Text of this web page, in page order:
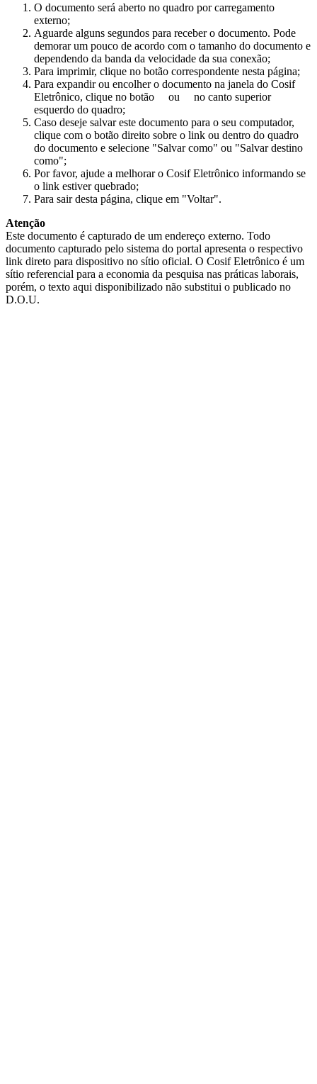
O documento será aberto no quadro por carregamento
externo;
Aguarde alguns segundos para receber o documento. Pode
demorar um pouco de acordo com o tamanho do documento e
dependendo da banda da velocidade da sua conexão;
Para imprimir, clique no botão correspondente nesta página;
Para expandir ou encolher o documento na janela do Cosif
Eletrônico, clique no botão
ou
no canto superior
esquerdo do quadro;
Caso deseje salvar este documento para o seu computador,
clique com o botão direito sobre o link ou dentro do quadro
do documento e selecione "Salvar como" ou "Salvar destino
como";
Por favor, ajude a melhorar o Cosif Eletrônico informando se
o link estiver quebrado;
Para sair desta página, clique em "Voltar".
Atenção
Este documento é capturado de um endereço externo. Todo
documento capturado pelo sistema do portal apresenta o respectivo
link direto para dispositivo no sítio oficial. O Cosif Eletrônico é um
sítio referencial para a economia da pesquisa nas práticas laborais,
porém, o texto aqui disponibilizado não substitui o publicado no
D.O.U.